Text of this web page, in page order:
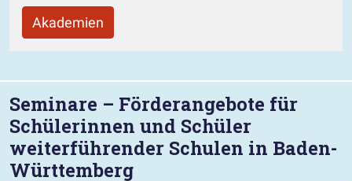
Akademien
Seminare – Förderangebote für
Schülerinnen und Schüler
weiterführender Schulen in Baden-
Württemberg